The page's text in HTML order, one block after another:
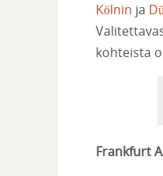
Kölnin ja
kohteista
Frankfurt